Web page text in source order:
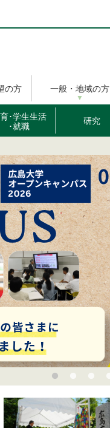
の方 一般・地域の方
･学生生活
･就職
研究